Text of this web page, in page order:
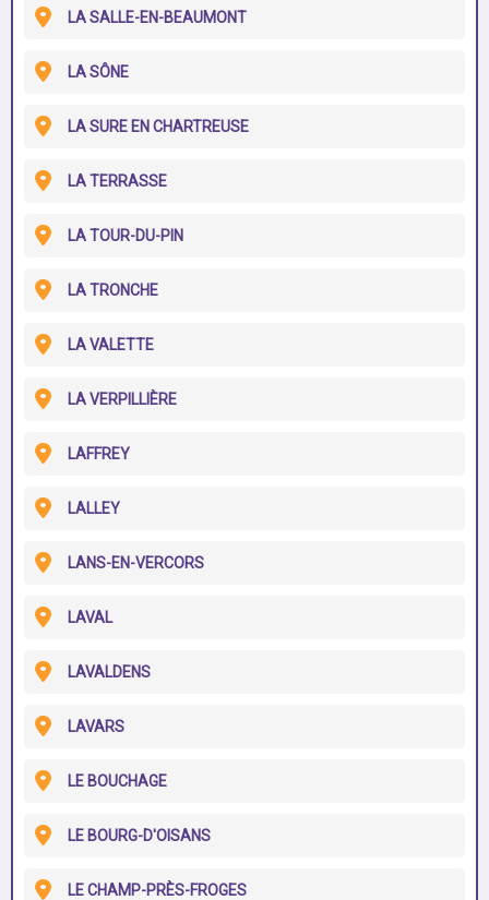
LA SALLE-EN-BEAUMONT
LA SÔNE
LA SURE EN CHARTREUSE
LA TERRASSE
LA TOUR-DU-PIN
LA TRONCHE
LA VALETTE
LA VERPILLIÈRE
LAFFREY
LALLEY
LANS-EN-VERCORS
LAVAL
LAVALDENS
LAVARS
LE BOUCHAGE
LE BOURG-D'OISANS
LE CHAMP-PRÈS-FROGES